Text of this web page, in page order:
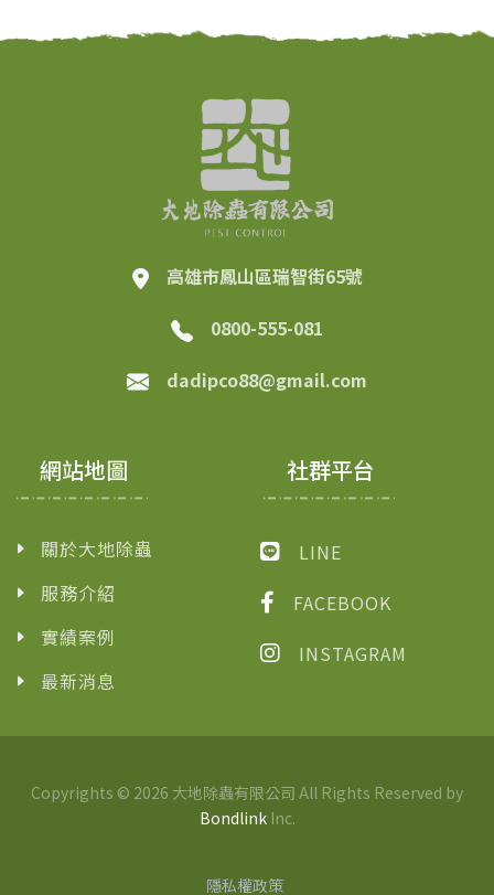
高雄市鳳山區瑞智街65號
0800-555-081
dadipco88@gmail.com
網站地圖
關於大地除蟲
服務介紹
實績案例
最新消息
社群平台
LINE
FACEBOOK
INSTAGRAM
Copyrights © 2026 大地除蟲有限公司 All Rights Reserved by
BondlinkInc.
隱私權政策